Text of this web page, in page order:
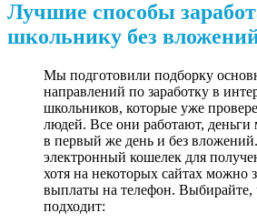
Лучшие способы
школьнику без
Мы подготовили подборку
направлений по заработку в
школьников, которые уже
людей. Все они работают,
в первый же день и без вложений.
электронный кошелек для
хотя на некоторых сайтах можно
выплаты на телефон. Выбирайте,
подходит: